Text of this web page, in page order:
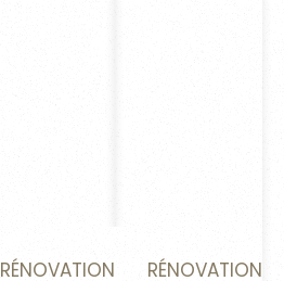
RÉNOVATION
RÉNOVATION